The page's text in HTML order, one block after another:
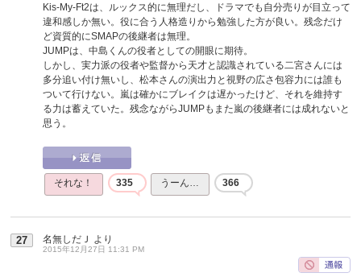
Kis-My-Ft2は、ルックス的に無理だし、ドラマでも自分売りが目立って
違和感しか無い。役に合う人格造りから勉強した方が良い。残念だけ
ど資質的にSMAPの後継者は無理。
JUMPは、中島くんの役者としての開眼に期待。
しかし、実力派の役者や監督から天才と認識されている二宮さんには
多分追い付け無いし、松本さんの演出力と視野の広さ包容力には誰も
ついて行けない。嵐は確かにブレイクは遅かったけど、それを維持す
る力は蓄えていた。残念ながらJUMPもまた嵐の後継者には成れないと
思う。
それな！ 335 うーん… 366
27 名無しだＪ より
2015年12月27日 11:31 PM